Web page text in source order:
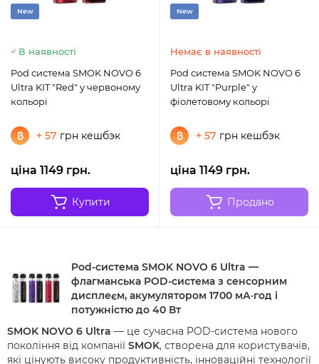
New
В наявності
Pod система SMOK NOVO 6
Ultra KIT "Red" у червоному
кольорі
+ 57 грн кешбэк
ціна 1149 грн.
Купити
New
Немає в наявності
Pod система SMOK NOVO 6
Ultra KIT "Purple" у
фіолетовому кольорі
+ 57 грн кешбэк
ціна 1149 грн.
Продано
Pod-система SMOK NOVO 6 Ultra —
флагманська POD-система з сенсорним
дисплеєм, акумулятором 1700 мА·год і
потужністю до 40 Вт
SMOK NOVO 6 Ultra — це сучасна POD-система нового
покоління від компанії SMOK, створена для користувачів,
які цінують високу продуктивність, інноваційні технології